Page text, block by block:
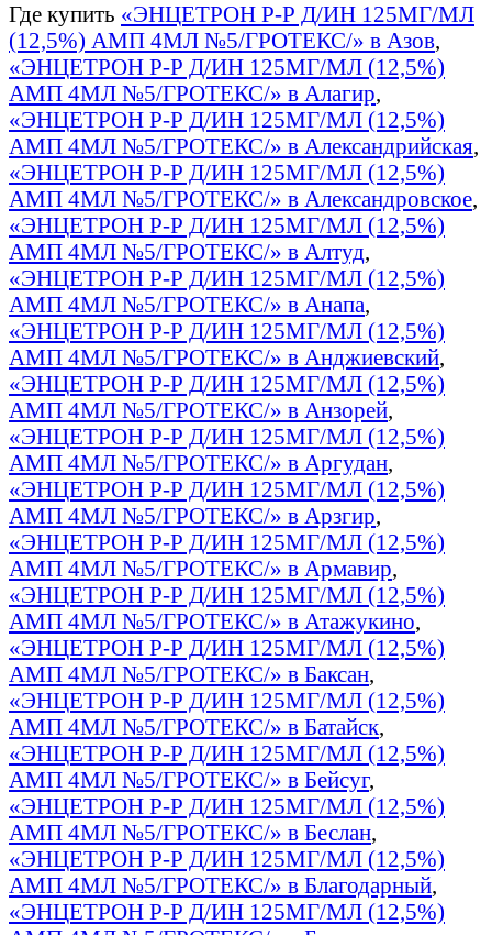
Где купить «ЭНЦЕТРОН Р-Р Д/ИН 125МГ/МЛ
(12,5%) АМП 4МЛ №5/ГРОТЕКС/» в Азов,
«ЭНЦЕТРОН Р-Р Д/ИН 125МГ/МЛ (12,5%)
АМП 4МЛ №5/ГРОТЕКС/» в Алагир,
«ЭНЦЕТРОН Р-Р Д/ИН 125МГ/МЛ (12,5%)
АМП 4МЛ №5/ГРОТЕКС/» в Александрийская,
«ЭНЦЕТРОН Р-Р Д/ИН 125МГ/МЛ (12,5%)
АМП 4МЛ №5/ГРОТЕКС/» в Александровское,
«ЭНЦЕТРОН Р-Р Д/ИН 125МГ/МЛ (12,5%)
АМП 4МЛ №5/ГРОТЕКС/» в Алтуд,
«ЭНЦЕТРОН Р-Р Д/ИН 125МГ/МЛ (12,5%)
АМП 4МЛ №5/ГРОТЕКС/» в Анапа,
«ЭНЦЕТРОН Р-Р Д/ИН 125МГ/МЛ (12,5%)
АМП 4МЛ №5/ГРОТЕКС/» в Анджиевский,
«ЭНЦЕТРОН Р-Р Д/ИН 125МГ/МЛ (12,5%)
АМП 4МЛ №5/ГРОТЕКС/» в Анзорей,
«ЭНЦЕТРОН Р-Р Д/ИН 125МГ/МЛ (12,5%)
АМП 4МЛ №5/ГРОТЕКС/» в Аргудан,
«ЭНЦЕТРОН Р-Р Д/ИН 125МГ/МЛ (12,5%)
АМП 4МЛ №5/ГРОТЕКС/» в Арзгир,
«ЭНЦЕТРОН Р-Р Д/ИН 125МГ/МЛ (12,5%)
АМП 4МЛ №5/ГРОТЕКС/» в Армавир,
«ЭНЦЕТРОН Р-Р Д/ИН 125МГ/МЛ (12,5%)
АМП 4МЛ №5/ГРОТЕКС/» в Атажукино,
«ЭНЦЕТРОН Р-Р Д/ИН 125МГ/МЛ (12,5%)
АМП 4МЛ №5/ГРОТЕКС/» в Баксан,
«ЭНЦЕТРОН Р-Р Д/ИН 125МГ/МЛ (12,5%)
АМП 4МЛ №5/ГРОТЕКС/» в Батайск,
«ЭНЦЕТРОН Р-Р Д/ИН 125МГ/МЛ (12,5%)
АМП 4МЛ №5/ГРОТЕКС/» в Бейсуг,
«ЭНЦЕТРОН Р-Р Д/ИН 125МГ/МЛ (12,5%)
АМП 4МЛ №5/ГРОТЕКС/» в Беслан,
«ЭНЦЕТРОН Р-Р Д/ИН 125МГ/МЛ (12,5%)
АМП 4МЛ №5/ГРОТЕКС/» в Благодарный,
«ЭНЦЕТРОН Р-Р Д/ИН 125МГ/МЛ (12,5%)